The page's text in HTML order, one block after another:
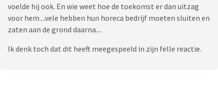
voelde hij ook. En wie weet hoe de toekomst er dan uitzag
voor hem....vele hebben hun horeca bedrijf moeten sluiten en
zaten aan de grond daarna....
Ik denk toch dat dit heeft meegespeeld in zijn felle reactie.